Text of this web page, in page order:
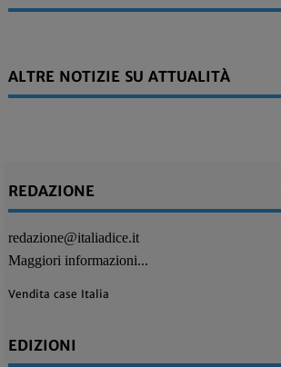
ALTRE NOTIZIE SU ATTUALITÀ
REDAZIONE
redazione@italiadice.it
Maggiori informazioni...
Vendita case Italia
EDIZIONI